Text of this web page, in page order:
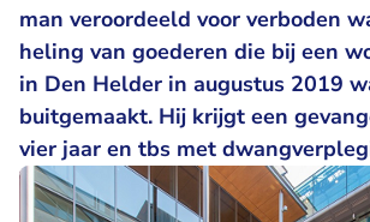
man veroordeeld voor verboden
heling van goederen die bij een
in Den Helder in augustus 2019
buitgemaakt. Hij krijgt een
vier jaar en tbs met